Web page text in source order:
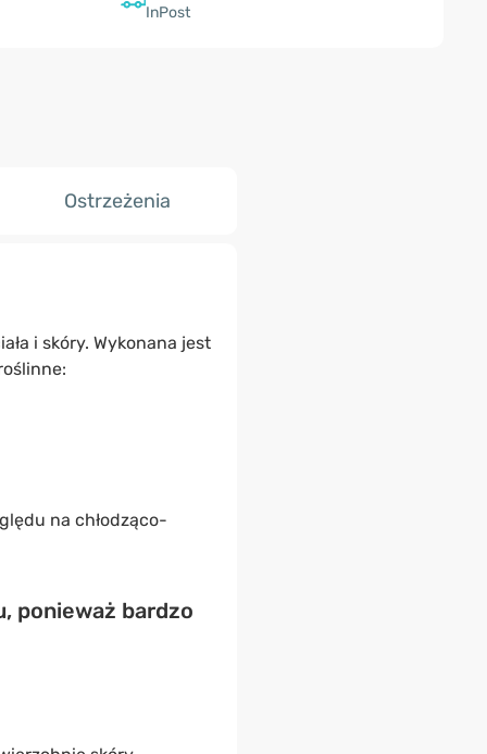
InPost
Ostrzeżenia
i skóry. Wykonana jest
na chłodząco-
ponieważ bardzo